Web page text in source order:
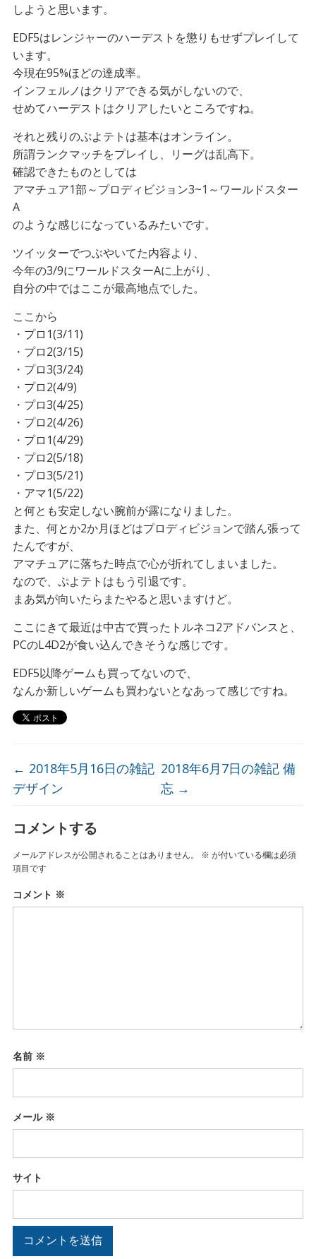
しようと思います。
EDF5はレンジャーのハーデストを懲りもせずプレイして
います。
今現在95%ほどの達成率。
インフェルノはクリアできる気がしないので、
せめてハーデストはクリアしたいところですね。
それと残りのぷよテトは基本はオンライン。
所謂ランクマッチをプレイし、リーグは乱高下。
確認できたものとしては
アマチュア1部～プロディビジョン3~1～ワールドスター
A
のような感じになっているみたいです。
ツイッターでつぶやいてた内容より、
今年の3/9にワールドスターAに上がり、
自分の中ではここが最高地点でした。
ここから
・プロ1(3/11)
・プロ2(3/15)
・プロ3(3/24)
・プロ2(4/9)
・プロ3(4/25)
・プロ2(4/26)
・プロ1(4/29)
・プロ2(5/18)
・プロ3(5/21)
・アマ1(5/22)
と何とも安定しない腕前が露になりました。
また、何とか2か月ほどはプロディビジョンで踏ん張って
たんですが、
アマチュアに落ちた時点で心が折れてしまいました。
なので、ぷよテトはもう引退です。
まあ気が向いたらまたやると思いますけど。
ここにきて最近は中古で買ったトルネコ2アドバンスと、
PCのL4D2が食い込んできそうな感じです。
EDF5以降ゲームも買ってないので、
なんか新しいゲームも買わないとなあって感じですね。
← 2018年5月16日の雑記
デザイン
2018年6月7日の雑記 備
忘 →
コメントする
メールアドレスが公開されることはありません。 ※ が付いている欄は必須
項目です
コメント ※
名前 ※
メール ※
サイト